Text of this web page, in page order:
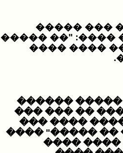
��� ����
����� ���� ��
��� ����
.
��� ���: ���
�����: ���
���� ���
���� ����
�������